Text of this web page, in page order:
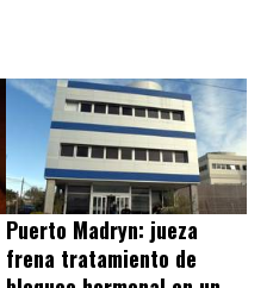
Puerto Madryn: jueza
frena tratamiento de